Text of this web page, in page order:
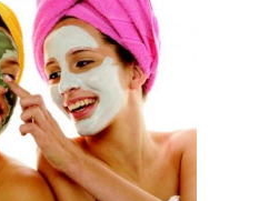
Маска с медом